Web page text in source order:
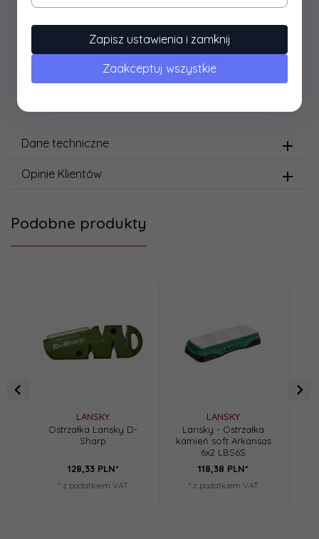
Materiał ścierny kamień naturalny / Arkansas
Długość całkowita [mm] 152
Szerokość [mm] 50
Okres gwarancyjny 24 miesiące
Producent Lansky, USA
Dane techniczne
Opinie Klientów
Podobne produkty
LANSKY
Ostrzałka Lansky D-
Sharp
128,33 PLN*
* z podatkiem VAT
LANSKY
Lansky - Ostrzałka
kamień soft Arkansas
6x2 LBS6S
118,38 PLN*
* z podatkiem VAT
Zapisz ustawienia i zamknij
Zaakceptuj wszystkie